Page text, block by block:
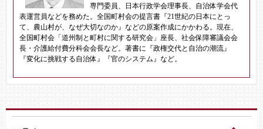
専門委員、日本行政学会理事長、自治体学会代
表運営員などを務めた。全国町村会の提言書『21世紀の日本にとっ
て、農山村が、なぜ大切なのか』などの原案作成にかかわる。現在、
全国町村会「道州制と町村に関する研究会」座長、社会保障審議会会
長・介護給付費分科会会長など。著書に『政権交代と自治の潮流』
『変化に挑戦する自治体』『官のシステム』など。